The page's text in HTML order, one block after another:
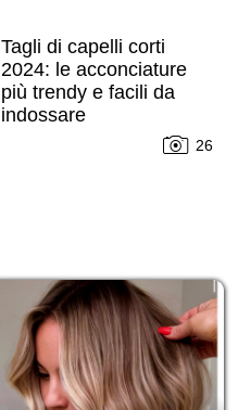
Tagli di capelli corti
2024: le acconciature
più trendy e facili da
indossare
indipendentemente
26